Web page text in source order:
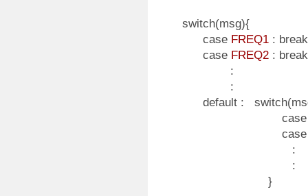
switch(msg){
case FREQ1 :
case FREQ2 :
:
:
default :
case
:
:
}